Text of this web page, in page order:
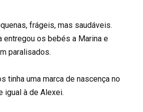
frágeis, mas saudáveis.
entregou os bebés a Marina e
paralisados.
tinha uma marca de nascença no
igual à de Alexei.